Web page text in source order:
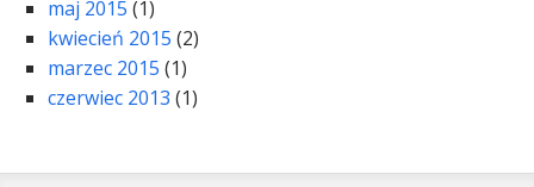
maj 2015 (1)
kwiecień 2015 (2)
marzec 2015 (1)
czerwiec 2013 (1)